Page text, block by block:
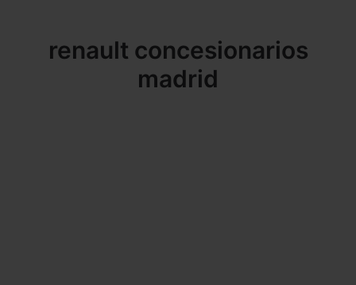
renault concesionarios
madrid